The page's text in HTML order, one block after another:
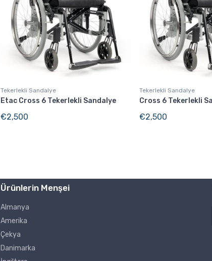
Tekerlekli Sandalye
Etac Cross 6 Tekerlekli Sandalye
€2,500
Tekerlekli Sandalye
Cross 6 Tekerlekli
€2,500
Ürünlerin Menşei
Almanya
Amerika
Çekya
Danimarka